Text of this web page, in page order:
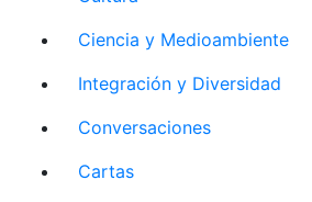
Ciencia y Medioambiente
Integración y Diversidad
Conversaciones
Cartas